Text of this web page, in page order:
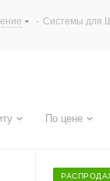
- Системы для
По цене